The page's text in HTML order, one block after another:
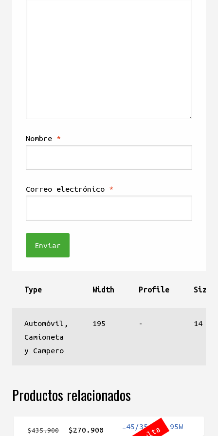
Nombre *
Correo electrónico *
Type Width Profile Size
Automóvil,
Camioneta
y Campero
195 - 14
Productos relacionados
$435.900
El$270.900